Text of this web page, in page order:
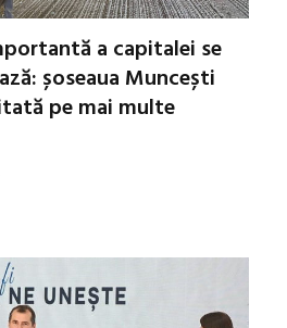
a capitalei se
șoseaua Muncești
pe mai multe